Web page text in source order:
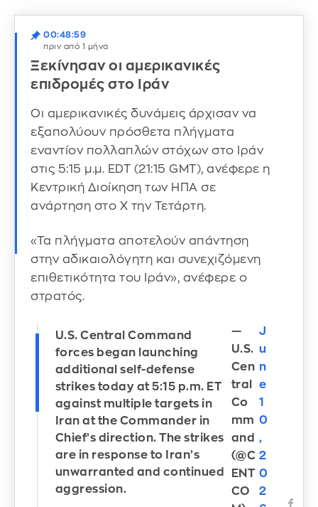
00:48:59
πριν από 1 μήνα
Ξεκίνησαν οι αμερικανικές
επιδρομές στο Ιράν
Οι αμερικανικές δυνάμεις άρχισαν να
εξαπολύουν πρόσθετα πλήγματα
εναντίον πολλαπλών στόχων στο Ιράν
στις 5:15 μ.μ. EDT (21:15 GMT), ανέφερε η
Κεντρική Διοίκηση των ΗΠΑ σε
ανάρτηση στο X την Τετάρτη.
«Τα πλήγματα αποτελούν απάντηση
στην αδικαιολόγητη και συνεχιζόμενη
επιθετικότητα του Ιράν», ανέφερε ο
στρατός.
U.S. Central Command
forces began launching
additional self-defense
strikes today at 5:15 p.m. ET
against multiple targets in
Iran at the Commander in
Chief’s direction. The strikes
are in response to Iran’s
unwarranted and continued
aggression.
—
U.S.
Cen
tral
Co
mm
and
(@C
ENT
CO
J
u
n
e
1
0
,
2
0
2